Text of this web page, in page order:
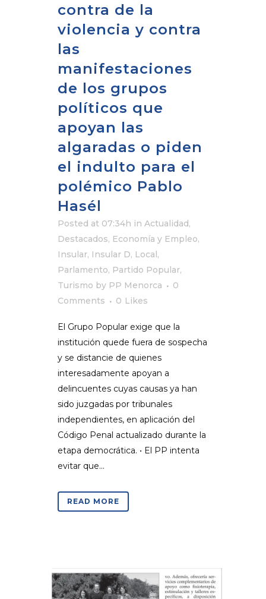
contra de la
violencia y contra
las
manifestaciones
de los grupos
políticos que
apoyan las
algaradas o piden
el indulto para el
polémico Pablo
Hasél
Posted at 07:34h in Actualidad,
Destacados, Economía y Empleo,
Insular, Insular D, Local,
Parlamento, Partido Popular,
Turismo by PP Menorca
0
Comments
0 Likes
El Grupo Popular exige que la
institución quede fuera de sospecha
y se distancie de quienes
interesadamente apoyan a
delincuentes cuyas causas ya han
sido juzgadas por tribunales
independientes, en aplicación del
Código Penal actualizado durante la
etapa democrática. • El PP intenta
evitar que...
READ MORE